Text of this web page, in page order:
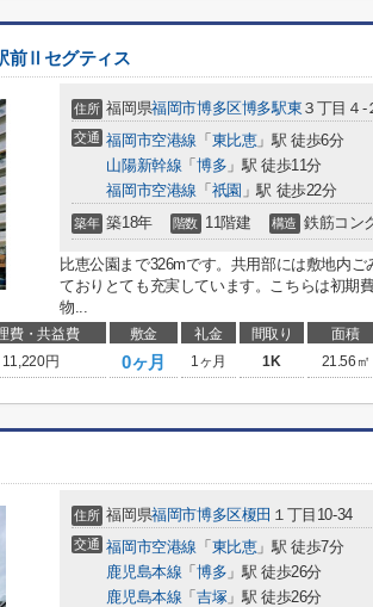
前Ⅱセグティス
住所 福岡県福岡市博多区博多駅東 ３丁目４-
交通 福岡市空港線 「 東比恵」駅 徒歩6分
山陽新幹線 「 博多 」駅 徒歩11分
福岡市空港線 「 祇園 」駅 徒歩22分
築年 築18年 階数 11階建 構造 鉄筋コン
比恵公園まで326mです。共用部には敷地内
ておりとても充実しています。こちらは初期
物...
費・共益費 敷金 礼金 間取り 面積
11,220円 0ヶ月 1ヶ月 1K 21.56㎡
住所 福岡県福岡市博多区榎田 １丁目10-34
交通 福岡市空港線 「 東比恵」駅 徒歩7分
鹿児島本線 「 博多 」駅 徒歩26分
鹿児島本線 「 吉塚」駅 徒歩26分